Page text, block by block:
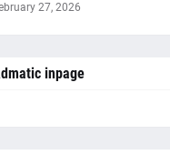
27, 2026
inpage